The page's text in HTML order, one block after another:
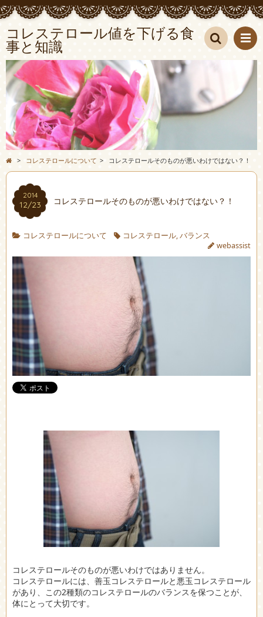
コレステロール値を下げる食
事と知識
> コレステロールについて > コレステロールそのものが悪いわけではない？！
2014
12/23 コレステロールそのものが悪いわけではない？！
コレステロールについて コレステロール,バランス
webassist
コレステロールそのものが悪いわけではありません。
コレステロールには、善玉コレステロールと悪玉コレステロール
があり、この2種類のコレステロールのバランスを保つことが、
体にとって大切です。